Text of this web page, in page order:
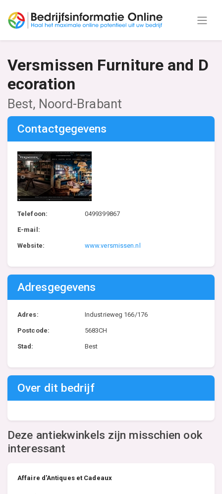
Versmissen Furniture and D
ecoration
Best, Noord-Brabant
Contactgegevens
Telefoon: 0499399867
E-mail:
Website: www.versmissen.nl
Adresgegevens
Adres: Industrieweg 166/176
Postcode: 5683CH
Stad: Best
Over dit bedrijf
Deze antiekwinkels zijn misschien ook
interessant
Affaire d'Antiques et Cadeaux